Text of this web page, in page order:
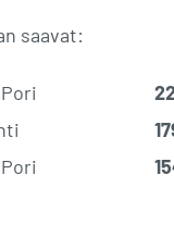
saavat: